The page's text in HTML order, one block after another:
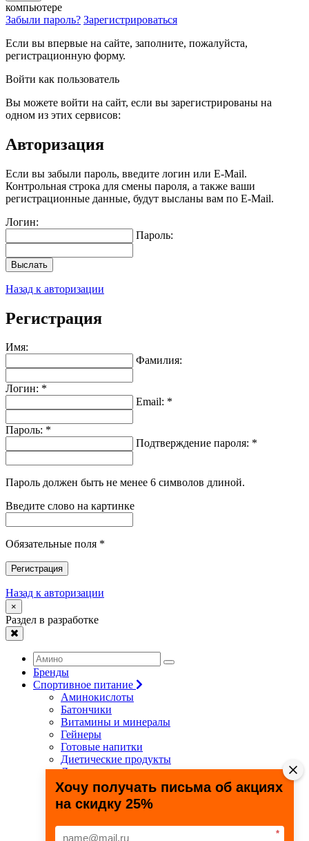
компьютере
Забыли пароль? Зарегистрироваться
Если вы впервые на сайте, заполните, пожалуйста,
регистрационную форму.
Войти как пользователь
Вы можете войти на сайт, если вы зарегистрированы на
одном из этих сервисов:
Авторизация
Если вы забыли пароль, введите логин или E-Mail.
Контрольная строка для смены пароля, а также ваши
регистрационные данные, будут высланы вам по E-Mail.
Логин:
Пароль:
Выслать
Назад к авторизации
Регистрация
Имя:
Фамилия:
Логин: *
Email: *
Пароль: *
Подтверждение пароля: *
Пароль должен быть не менее 6 символов длиной.
Введите слово на картинке
Обязательные поля *
Регистрация
Назад к авторизации
×
Раздел в разработке
Бренды
Спортивное питание
Аминокислоты
Батончики
Витамины и минералы
Гейнеры
Готовые напитки
Диетические продукты
Для связок и суставов
Жиросжигатели
Здоровье и долголетие
Креатин
Специальные препараты
Хочу получать письма об акциях
на скидку 25%
*